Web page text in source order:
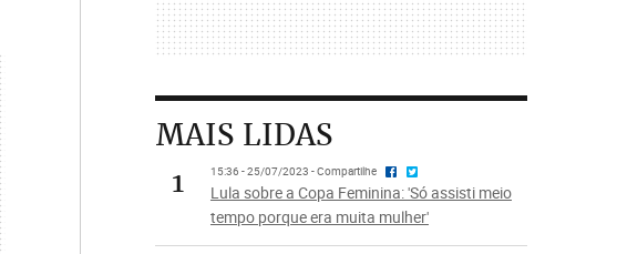
MAIS LIDAS
1
15:36 - 25/07/2023 - Compartilhe
Lula sobre a Copa Feminina: 'Só assisti meio
tempo porque era muita mulher'